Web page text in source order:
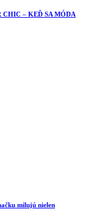
CHIC – KEĎ SA MÓDA
milujú nielen